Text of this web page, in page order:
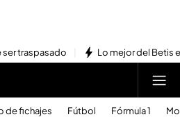
ser traspasado Lo mejor del Betis
de fichajes Fútbol Fórmula 1